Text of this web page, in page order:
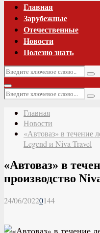
Главная
Зарубежные
Отечественные
Новости
Полезно знать
Искать:
Основное
меню
Искать:
Главная
Новости
«Автоваз» в течение
Legend и Niva Travel
«Автоваз» в
производство
24/06/20220144